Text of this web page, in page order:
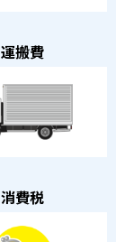
運搬費
消費税